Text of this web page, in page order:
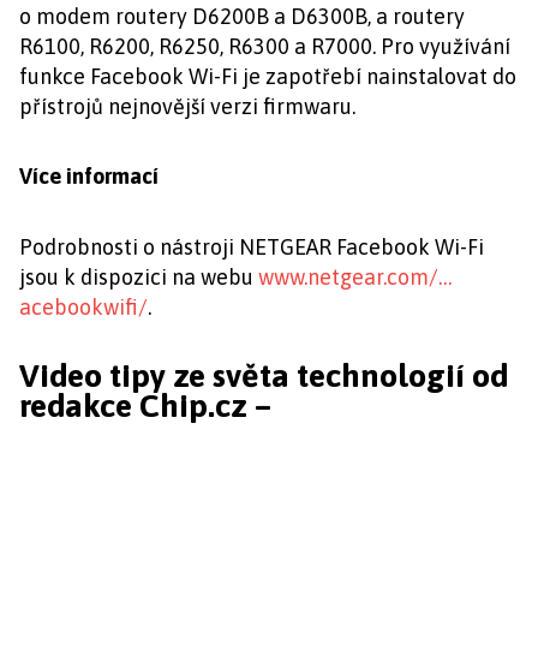
o modem routery D6200B a D6300B, a routery
R6100, R6200, R6250, R6300 a R7000. Pro využívání
funkce Facebook Wi-Fi je zapotřebí nainstalovat do
přístrojů nejnovější verzi firmwaru.
Více informací
Podrobnosti o nástroji NETGEAR Facebook Wi-Fi
jsou k dispozici na webu www.netgear.com/…
acebookwifi/.
Video tipy ze světa technologií od
redakce Chip.cz –